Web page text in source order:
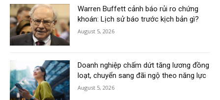
Warren Buffett cảnh báo rủi ro chứng
khoán: Lịch sử báo trước kịch bản gì?
August 5, 2026
Doanh nghiệp chấm dứt tăng lương đồng
loạt, chuyển sang đãi ngộ theo năng lực
August 5, 2026